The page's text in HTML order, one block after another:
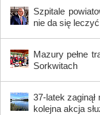
Szpitale
nie da się
Mazury pełne
Sorkwitach
37-latek
kolejna akcja